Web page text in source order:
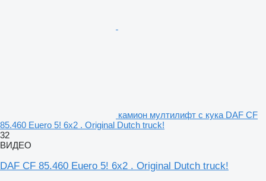
камион мултилифт с кука DAF CF
85.460 Euero 5! 6x2 . Original Dutch truck!
32
ВИДЕО
DAF CF 85.460 Euero 5! 6x2 . Original Dutch truck!